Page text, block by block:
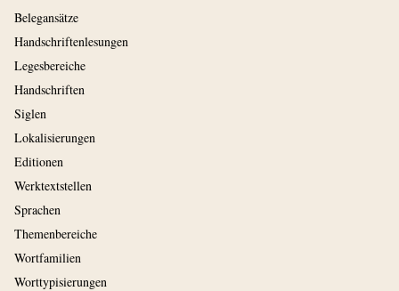
Belegansätze
Handschriftenlesungen
Legesbereiche
Handschriften
Siglen
Lokalisierungen
Editionen
Werktextstellen
Sprachen
Themenbereiche
Wortfamilien
Worttypisierungen